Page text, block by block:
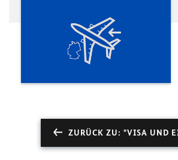
ZURÜCK ZU: "VISA UND